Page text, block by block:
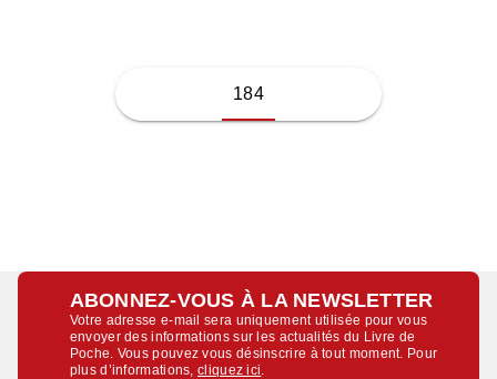
184
ABONNEZ-VOUS À LA NEWSLETTER
Votre adresse e-mail sera uniquement utilisée pour vous
envoyer des informations sur les actualités du Livre de
Poche. Vous pouvez vous désinscrire à tout moment. Pour
plus d’informations,cliquez ici